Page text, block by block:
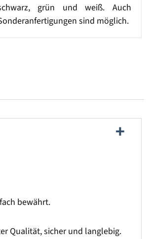
grün und weiß. Auch
sind möglich.
bewährt.
Qualität, sicher und langlebig.